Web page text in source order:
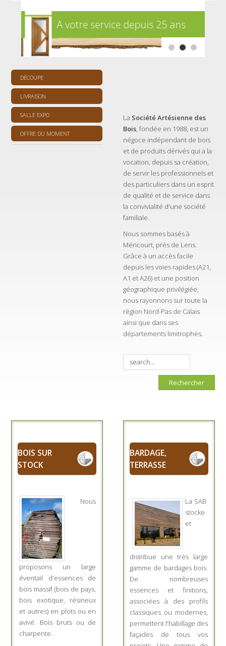
A votre service depuis 25 ans
DÉCOUPE
LIVRAISON
SALLE EXPO
OFFRE DU MOMENT
La Société Artésienne des
Bois, fondée en 1988, est un
négoce indépendant de bois
et de produits dérivés qui a la
vocation, depuis sa création,
de servir les professionnels et
des particuliers dans un esprit
de qualité et de service dans
la convivialité d'une société
familiale.
Nous sommes basés à
Méricourt, près de Lens.
Grâce à un accès facile
depuis les voies rapides (A21,
A1 et A26) et une position
géographique privilégiée,
nous rayonnons sur toute la
région Nord-Pas de Calais
ainsi que dans ses
départements limitrophes.
Rechercher
BOIS SUR
STOCK
Nous
proposons un large
éventail d'essences de
bois massif (bois de pays,
bois exotique, résineux
et autres) en plots ou en
avivé. Bois bruts ou de
charpente.
BARDAGE,
TERRASSE
La SAB
stocke
et
distribue une très large
gamme de bardages bois.
De nombreuses
essences et finitions,
associées à des profils
classiques ou modernes,
permettent l'habillage des
façades de tous vos